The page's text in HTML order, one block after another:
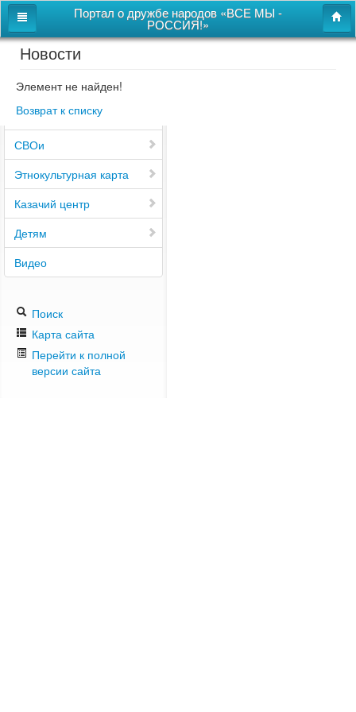
Портал о дружбе народов «ВСЕ МЫ -
РОССИЯ!»
Главная
Дом дружбы народов
Новости
СВОи
Этнокультурная карта
Казачий центр
Детям
Видео
Поиск
Карта сайта
Перейти к полной
версии сайта
Новости
Элемент не найден!
Возврат к списку